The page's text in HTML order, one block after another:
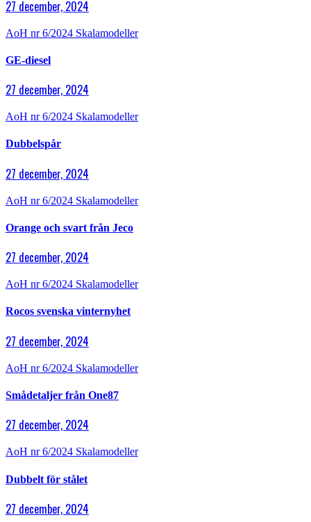
27 december, 2024
AoH nr 6/2024 Skalamodeller
GE-diesel
27 december, 2024
AoH nr 6/2024 Skalamodeller
Dubbelspår
27 december, 2024
AoH nr 6/2024 Skalamodeller
Orange och svart från Jeco
27 december, 2024
AoH nr 6/2024 Skalamodeller
Rocos svenska vinternyhet
27 december, 2024
AoH nr 6/2024 Skalamodeller
Smådetaljer från One87
27 december, 2024
AoH nr 6/2024 Skalamodeller
Dubbelt för stålet
27 december, 2024